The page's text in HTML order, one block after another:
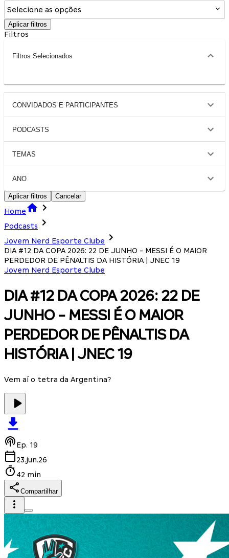
Selecione as opções
Aplicar filtros
Filtros
Filtros Selecionados
CONVIDADOS E PARTICIPANTES
PODCASTS
TEMAS
ANO
Aplicar filtros Cancelar
Home
Podcasts
Jovem Nerd Esporte Clube
DIA #12 DA COPA 2026: 22 DE JUNHO - MESSI É O MAIOR
PERDEDOR DE PÊNALTIS DA HISTÓRIA | JNEC 19
Jovem Nerd Esporte Clube
DIA #12 DA COPA 2026: 22 DE
JUNHO - MESSI É O MAIOR
PERDEDOR DE PÊNALTIS DA
HISTÓRIA | JNEC 19
Vem aí o tetra da Argentina?
Ep. 19
23.jun.26
42 min
Compartilhar